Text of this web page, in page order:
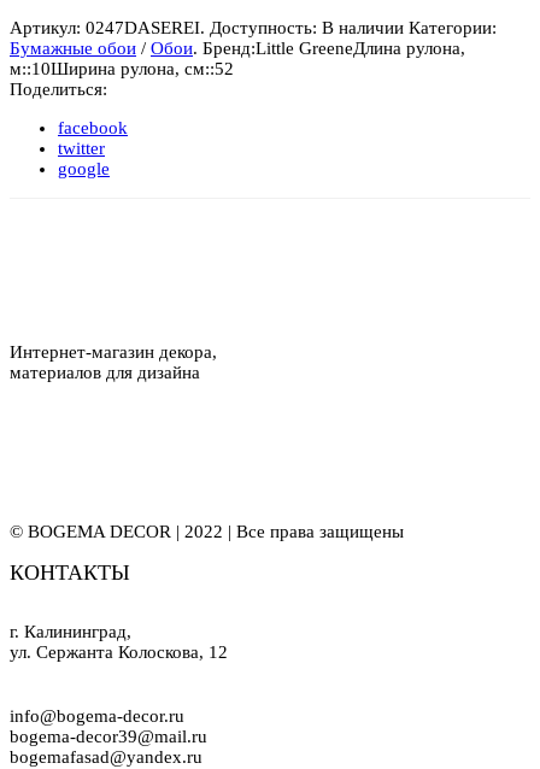
Артикул: 0247DASEREI. Доступность: В наличии Категории:
Бумажные обои / Обои. Бренд:Little GreeneДлина рулона,
м::10Ширина рулона, см::52
Поделиться:
facebook
twitter
google
Интернет-магазин декора,
материалов для дизайна
© BOGEMA DECOR | 2022 | Все права защищены
КОНТАКТЫ
г. Калининград,
ул. Сержанта Колоскова, 12
info@bogema-decor.ru
bogema-decor39@mail.ru
bogemafasad@yandex.ru